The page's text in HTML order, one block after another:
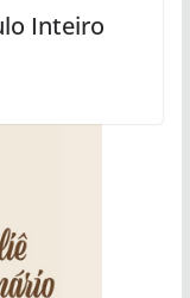
Inteiro